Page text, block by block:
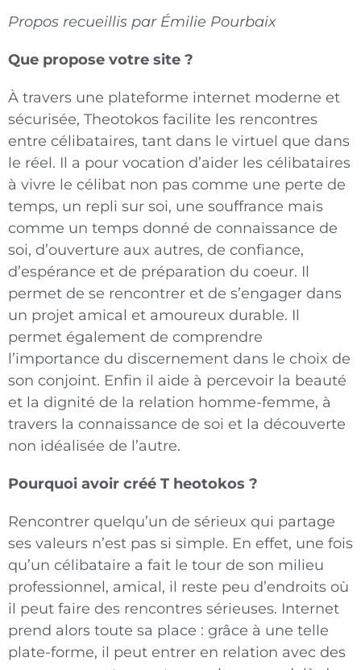
Propos recueillis par Émilie Pourbaix
Que propose votre site ?
À travers une plateforme internet moderne et
sécurisée, Theotokos facilite les rencontres
entre célibataires, tant dans le virtuel que dans
le réel. Il a pour vocation d’aider les célibataires
à vivre le célibat non pas comme une perte de
temps, un repli sur soi, une souffrance mais
comme un temps donné de connaissance de
soi, d’ouverture aux autres, de confiance,
d’espérance et de préparation du coeur. Il
permet de se rencontrer et de s’engager dans
un projet amical et amoureux durable. Il
permet également de comprendre
l’importance du discernement dans le choix de
son conjoint. Enfin il aide à percevoir la beauté
et la dignité de la relation homme-femme, à
travers la connaissance de soi et la découverte
non idéalisée de l’autre.
Pourquoi avoir créé T heotokos ?
Rencontrer quelqu’un de sérieux qui partage
ses valeurs n’est pas si simple. En effet, une fois
qu’un célibataire a fait le tour de son milieu
professionnel, amical, il reste peu d’endroits où
il peut faire des rencontres sérieuses. Internet
prend alors toute sa place : grâce à une telle
plate-forme, il peut entrer en relation avec des